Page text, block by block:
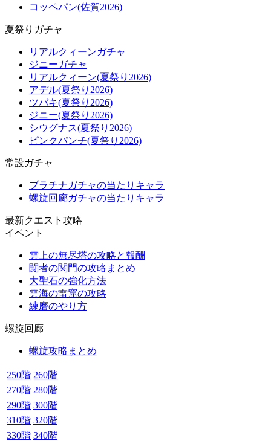
コッペパン(佐賀2026)
夏祭りガチャ
リアルクィーンガチャ
ジニーガチャ
リアルクィーン(夏祭り2026)
アデル(夏祭り2026)
ツバキ(夏祭り2026)
ジニー(夏祭り2026)
シウグナス(夏祭り2026)
ピンクパンチ(夏祭り2026)
常設ガチャ
プラチナガチャの当たりキャラ
螺旋回廊ガチャの当たりキャラ
最新クエスト攻略
イベント
雲上の無尽塔の攻略と報酬
闘者の関門の攻略まとめ
大聖石の強化方法
雲海の雷窟の攻略
練磨のやり方
螺旋回廊
螺旋攻略まとめ
250階 260階
270階 280階
290階 300階
310階 320階
330階 340階